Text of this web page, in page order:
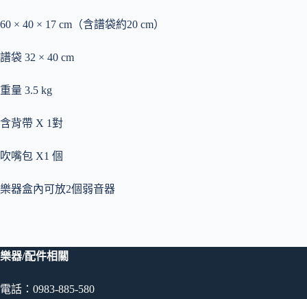
60 × 40 × 17 cm（含譜袋約20 cm）
譜袋 32 × 40 cm
重量 3.5 kg
含背帶 X 1對
吹嘴包 X1 個
樂器盒內可放2個弱音器
樂器/配件相關
電話：0983-885-580